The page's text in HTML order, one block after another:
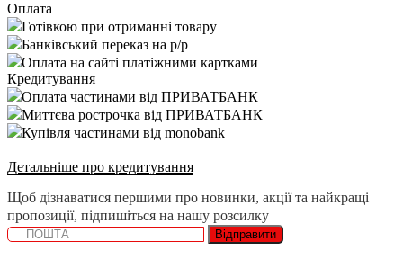
Оплата
Готівкою при отриманні товару
Банківський переказ на р/р
Оплата на сайті платіжними картками
Кредитування
Оплата частинами від ПРИВАТБАНК
Миттєва рострочка від ПРИВАТБАНК
Купівля частинами від monobank
Детальніше про кредитування
Щоб дізнаватися першими про новинки, акції та найкращі
пропозиції, підпишіться на нашу розсилку
Відправити